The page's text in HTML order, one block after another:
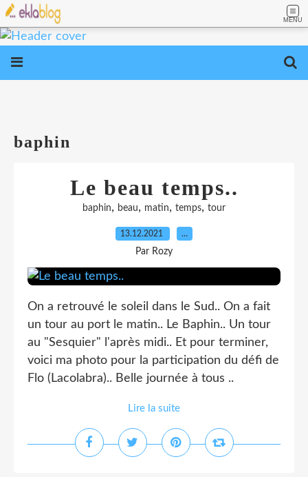
MENU
baphin
Le beau temps..
baphin, beau, matin, temps, tour
13.12.2021 …
Par Rozy
On a retrouvé le soleil dans le Sud.. On a fait
un tour au port le matin.. Le Baphin.. Un tour
au "Sesquier" l'après midi.. Et pour terminer,
voici ma photo pour la participation du défi de
Flo (Lacolabra).. Belle journée à tous ..
Lire la suite